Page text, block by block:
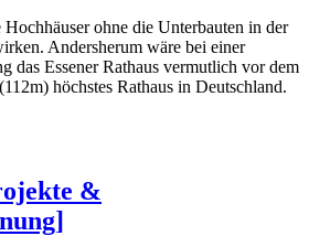
ohne die Unterbauten in der
Andersherum wäre bei einer
das Essener Rathaus vermutlich vor dem
höchstes Rathaus in Deutschland.
&